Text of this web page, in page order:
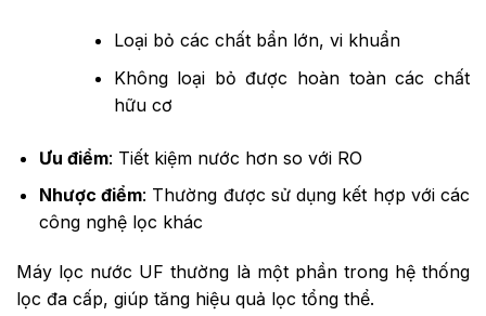
Loại bỏ các chất bẩn lớn, vi khuẩn
Không loại bỏ được hoàn toàn các chất
hữu cơ
Ưu điểm: Tiết kiệm nước hơn so với RO
Nhược điểm: Thường được sử dụng kết hợp với các
công nghệ lọc khác
Máy lọc nước UF thường là một phần trong hệ thống
lọc đa cấp, giúp tăng hiệu quả lọc tổng thể.